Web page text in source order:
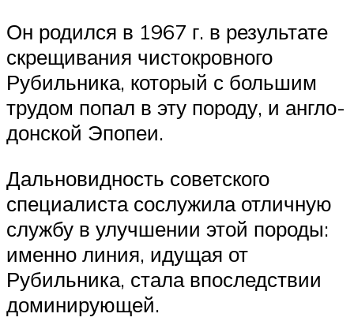
Он родился в 1967 г. в результате
скрещивания чистокровного
Рубильника, который с большим
трудом попал в эту породу, и англо-
донской Эпопеи.
Дальновидность советского
специалиста сослужила отличную
службу в улучшении этой породы:
именно линия, идущая от
Рубильника, стала впоследствии
доминирующей.